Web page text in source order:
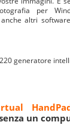
per
anche altri
un